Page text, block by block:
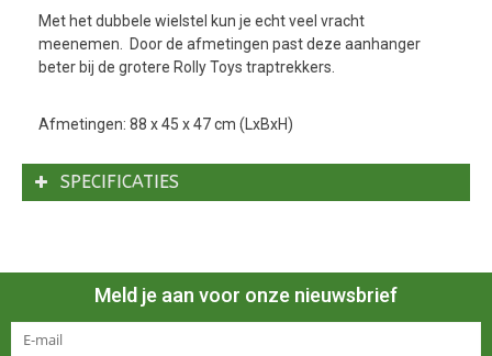
Met het dubbele wielstel kun je echt veel vracht
meenemen. Door de afmetingen past deze aanhanger
beter bij de grotere Rolly Toys traptrekkers.
Afmetingen: 88 x 45 x 47 cm (LxBxH)
SPECIFICATIES
Meld je aan voor onze nieuwsbrief